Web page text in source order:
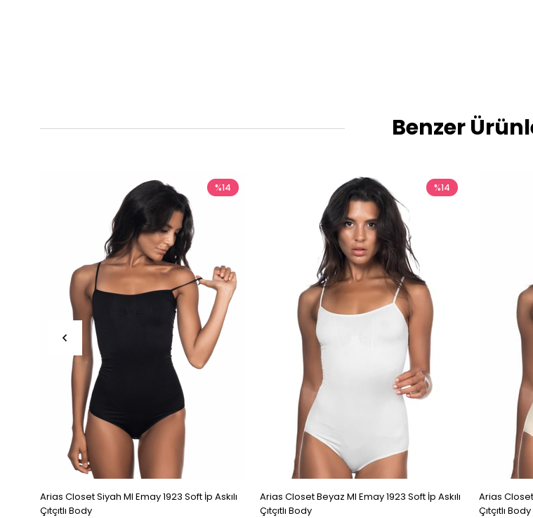
Benzer
Arias Closet Siyah MI Emay 1923 Soft İp Askılı
Çıtçıtlı Body
%14
Arias Closet Beyaz MI Emay 1923 Soft İp Askılı
Çıtçıtlı Body
%14
Arias Closet
Çıtçıtlı Body